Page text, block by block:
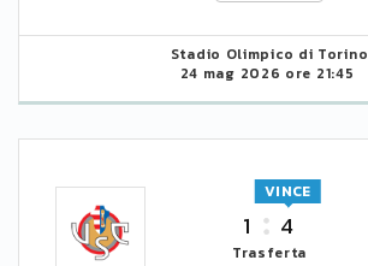
Stadio Olimpico di Torino
24 mag 2026 ore 21:45
1 4
VINCE
Trasferta